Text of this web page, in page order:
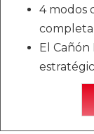
4 modos
El